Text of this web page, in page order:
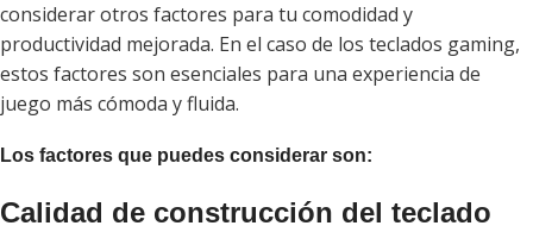
considerar otros factores para tu comodidad y
productividad mejorada. En el caso de los teclados gaming,
estos factores son esenciales para una experiencia de
juego más cómoda y fluida.
Los factores que puedes considerar son:
Calidad de construcción del teclado